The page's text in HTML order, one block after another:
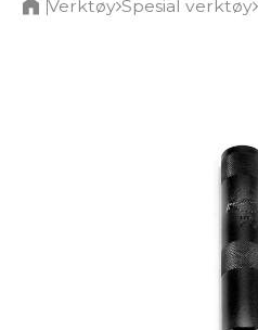
Verktøy Spesial verktøy